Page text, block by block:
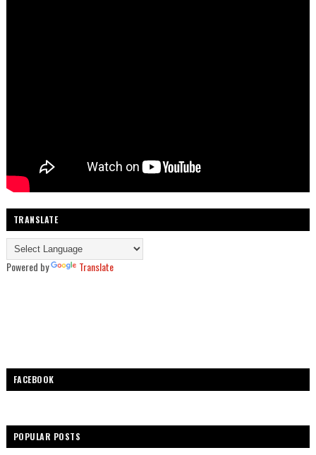
TRANSLATE
Powered by Translate
FACEBOOK
POPULAR POSTS